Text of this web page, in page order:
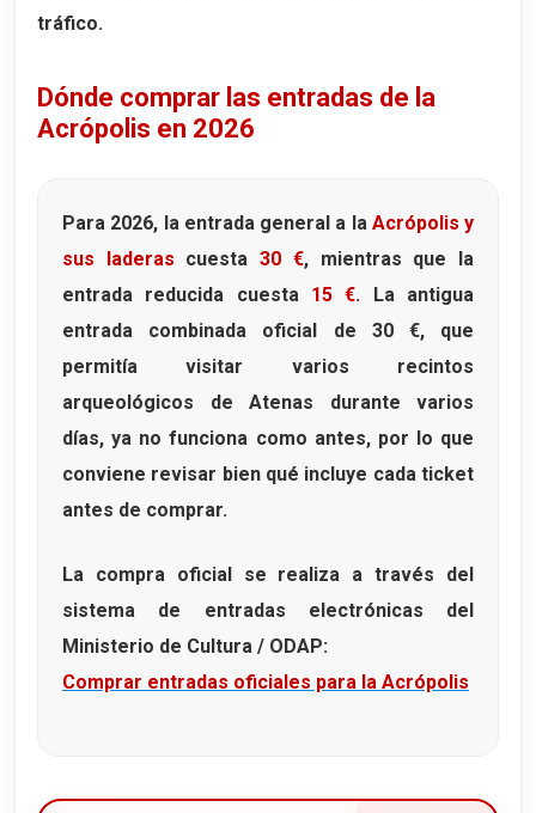
tráfico.
Dónde comprar las entradas de la
Acrópolis en 2026
Para 2026, la entrada general a la Acrópolis y
sus laderas cuesta30 €, mientras que la
entrada reducida cuesta 15 €. La antigua
entrada combinada oficial de 30 €, que
permitía visitar varios recintos
arqueológicos de Atenas durante varios
días, ya no funciona como antes, por lo que
conviene revisar bien qué incluye cada ticket
antes de comprar.
La compra oficial se realiza a través del
sistema de entradas electrónicas del
Ministerio de Cultura / ODAP:
Comprar entradas oficiales para la Acrópolis